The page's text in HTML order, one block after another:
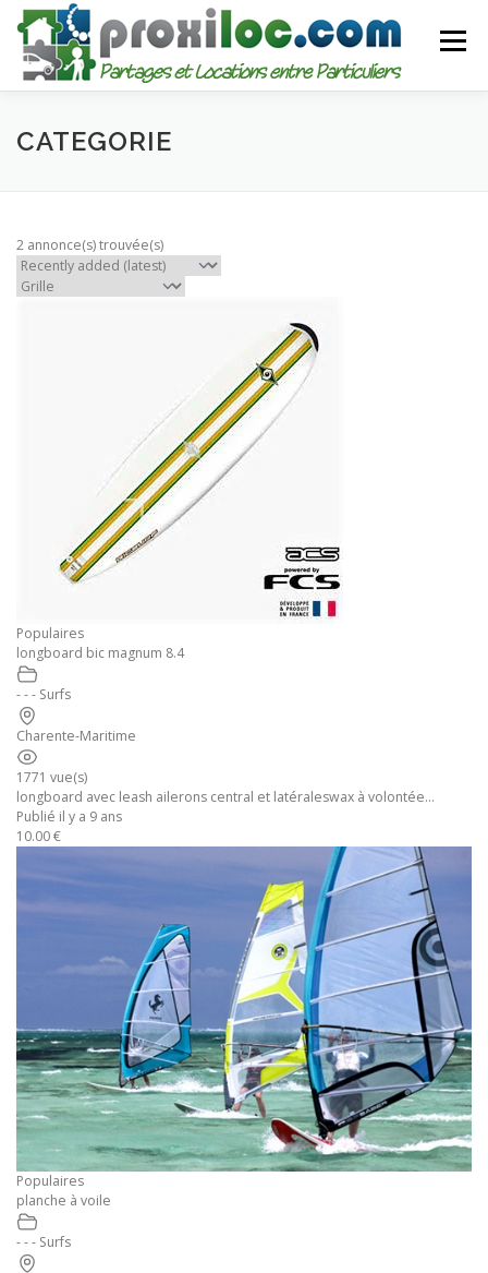
Aller
contenu
Menu
CATEGORIES AJOUTER UNE ANNONCE
CATEGORIE
2 annonce(s) trouvée(s)
Populaires
longboard bic magnum 8.4
- - - Surfs
Charente-Maritime
1771 vue(s)
longboard avec leash ailerons central et latéraleswax à volontée...
Publié il y a 9 ans
10.00 €
Populaires
planche à voile
- - - Surfs